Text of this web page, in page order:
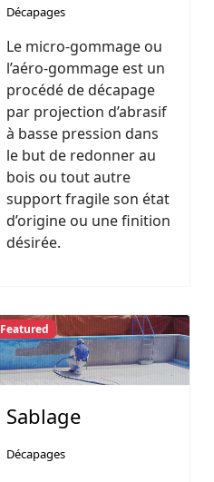
Décapages
Le micro-gommage ou
l’aéro-gommage est un
procédé de décapage
par projection d’abrasif
à basse pression dans
le but de redonner au
bois ou tout autre
support fragile son état
d’origine ou une finition
désirée.
Featured
Sablage
Décapages